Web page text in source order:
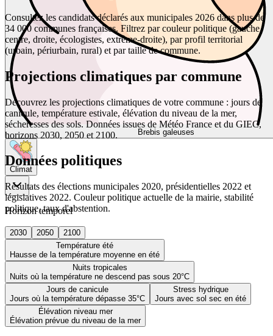
Brebis galeuses
Climat
Horizon temporel
2030 2050
2100
Température été
Hausse de la température moyenne en été
Nuits tropicales
Nuits où la température ne descend pas sous 20°C
Jours de canicule
Jours où la température dépasse 35°C
Stress hydrique
Jours avec sol sec en été
Élévation niveau mer
Élévation prévue du niveau de la mer
Consultez les candidats déclarés aux municipales 2026 dans plus de
34 000 communes françaises. Filtrez par couleur politique (gauche,
centre, droite, écologistes, extrême-droite), par profil territorial
(urbain, périurbain, rural) et par taille de commune.
Projections climatiques par commune
Découvrez les projections climatiques de votre commune : jours de
canicule, température estivale, élévation du niveau de la mer,
sécheresses des sols. Données issues de Météo France et du GIEC,
horizons 2030, 2050 et 2100.
Données politiques
Résultats des élections municipales 2020, présidentielles 2022 et
législatives 2022. Couleur politique actuelle de la mairie, stabilité
politique, taux d'abstention.